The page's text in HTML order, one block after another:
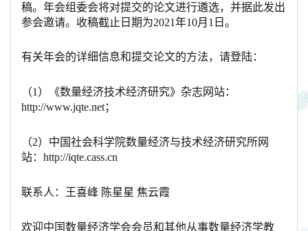
稿。年会组委会将对提交的论文进行遴选，并据此发出
参会邀请。收稿截止日期为2021年10月1日。
有关年会的详细信息和提交论文的方法，请登陆：
（1）《数量经济技术经济研究》杂志网站：
http://www.jqte.net；
（2）中国社会科学院数量经济与技术经济研究所网
站：http://iqte.cass.cn
联系人：王喜峰 陈星星 焦云霞
欢迎中国数量经济学会会员和其他从事数量经济学教